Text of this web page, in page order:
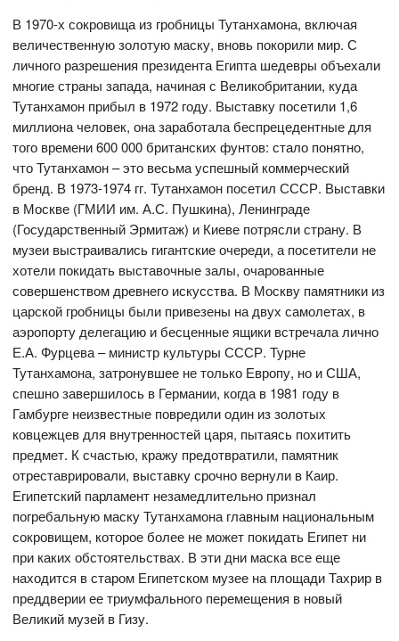
В 1970-х сокровища из гробницы Тутанхамона, включая
величественную золотую маску, вновь покорили мир. С
личного разрешения президента Египта шедевры объехали
многие страны запада, начиная с Великобритании, куда
Тутанхамон прибыл в 1972 году. Выставку посетили 1,6
миллиона человек, она заработала беспрецедентные для
того времени 600 000 британских фунтов: стало понятно,
что Тутанхамон – это весьма успешный коммерческий
бренд. В 1973-1974 гг. Тутанхамон посетил СССР. Выставки
в Москве (ГМИИ им. А.С. Пушкина), Ленинграде
(Государственный Эрмитаж) и Киеве потрясли страну. В
музеи выстраивались гигантские очереди, а посетители не
хотели покидать выставочные залы, очарованные
совершенством древнего искусства. В Москву памятники из
царской гробницы были привезены на двух самолетах, в
аэропорту делегацию и бесценные ящики встречала лично
Е.А. Фурцева – министр культуры СССР. Турне
Тутанхамона, затронувшее не только Европу, но и США,
спешно завершилось в Германии, когда в 1981 году в
Гамбурге неизвестные повредили один из золотых
ковцежцев для внутренностей царя, пытаясь похитить
предмет. К счастью, кражу предотвратили, памятник
отреставрировали, выставку срочно вернули в Каир.
Египетский парламент незамедлительно признал
погребальную маску Тутанхамона главным национальным
сокровищем, которое более не может покидать Египет ни
при каких обстоятельствах. В эти дни маска все еще
находится в старом Египетском музее на площади Тахрир в
преддверии ее триумфального перемещения в новый
Великий музей в Гизу.